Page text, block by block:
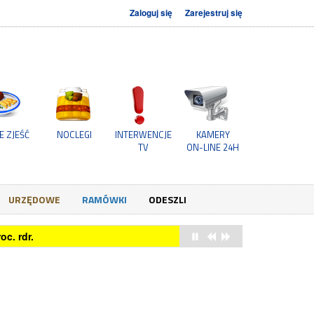
Zaloguj się Zarejestruj się
ZJEŚĆ NOCLEGI
INTERWENCJE
TV
KAMERY
ON-LINE 24H
URZĘDOWE RAMÓWKI ODESZLI
rdr.